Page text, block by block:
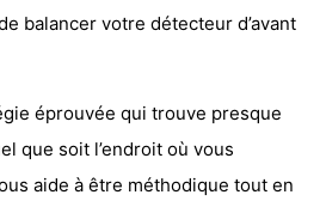
balancer votre détecteur d’avant
éprouvée qui trouve presque
que soit l’endroit où vous
aide à être méthodique tout en